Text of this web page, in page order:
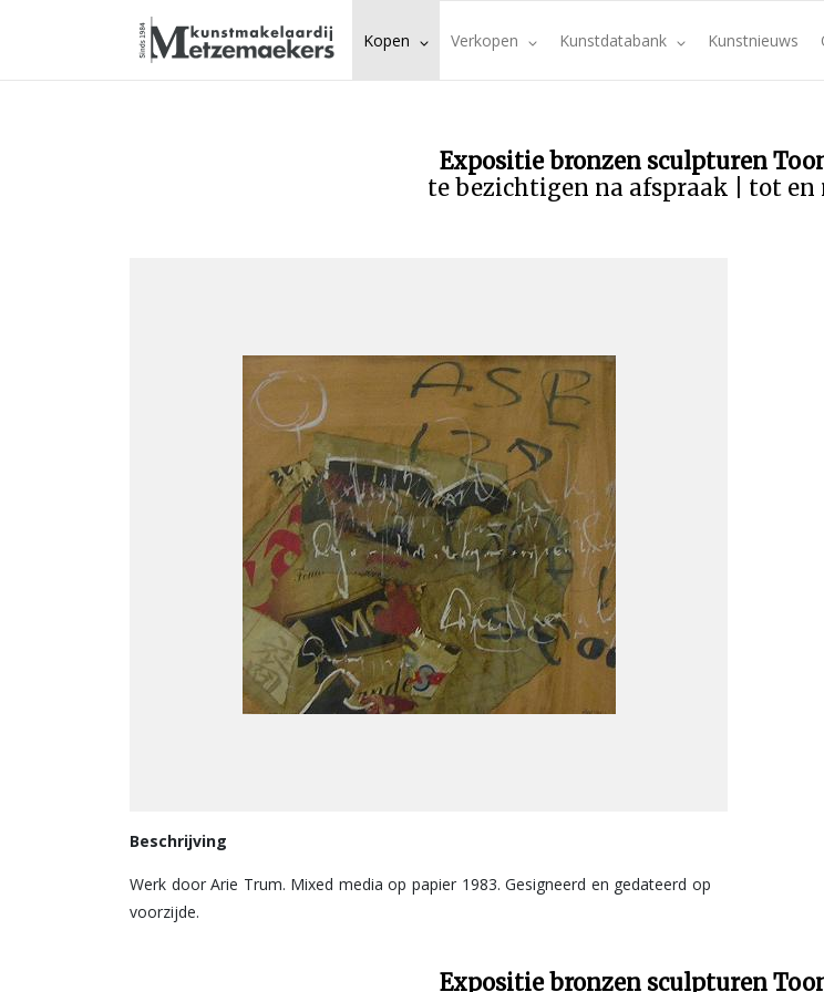
Kopen Verkopen Kunstdatabank Kunstnieuws
Expositie bronzen sculpturen
te bezichtigen na afspraak | tot en
Beschrijving
Werk door Arie Trum. Mixed media op papier 1983. Gesigneerd en gedateerd op
voorzijde.
Expositie bronzen sculpturen